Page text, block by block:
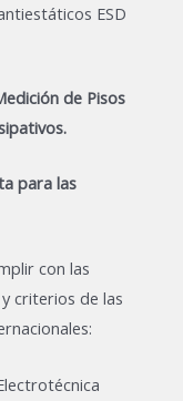
ESD
de Pisos
para las
con las
criterios de las